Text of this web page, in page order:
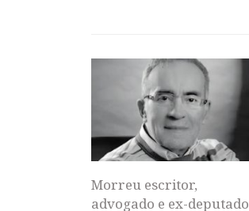
Morreu escritor,
advogado e ex-deputado